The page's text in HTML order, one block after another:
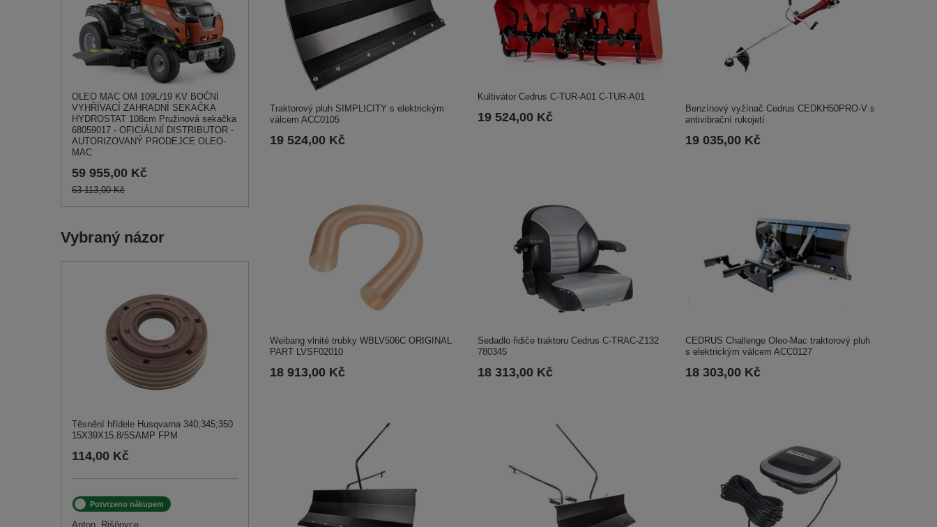
OLEO MAC OM 109L/19 KV BOČNÍ
VYHŘÍVACÍ ZAHRADNÍ SEKAČKA
HYDROSTAT 108cm Pružinová sekačka
68059017 - OFICIÁLNÍ DISTRIBUTOR -
AUTORIZOVANÝ PRODEJCE OLEO-
MAC
59 955,00 Kč
63 113,00 Kč
Vybraný názor
Těsnění hřídele Husqvarna 340;345;350
15X39X15.8/5SAMP FPM
114,00 Kč
Potvrzeno nákupem
Anton, Rišňovce
Traktorový pluh SIMPLICITY s elektrickým
válcem ACC0105
19 524,00 Kč
Kultivátor Cedrus C-TUR-A01 C-TUR-A01
19 524,00 Kč
Benzínový vyžínač Cedrus CEDKH50PRO-V s
antivibrační rukojetí
19 035,00 Kč
Weibang vlnité trubky WBLV506C ORIGINAL
PART LVSF02010
18 913,00 Kč
Sedadlo řidiče traktoru Cedrus C-TRAC-Z132
780345
18 313,00 Kč
CEDRUS Challenge Oleo-Mac traktorový pluh
s elektrickým válcem ACC0127
18 303,00 Kč